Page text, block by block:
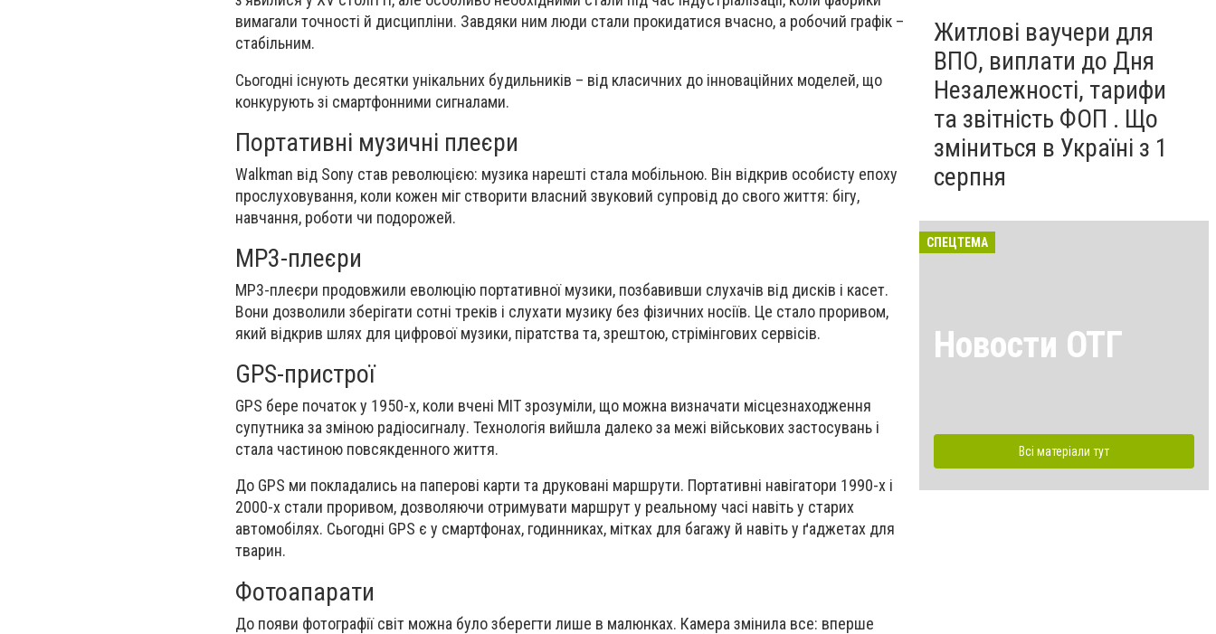
вимагали точності й дисципліни. Завдяки ним люди стали прокидатися вчасно, а робочий графік –
стабільним.
Сьогодні існують десятки унікальних будильників – від класичних до інноваційних моделей, що
конкурують зі смартфонними сигналами.
Портативні музичні плеєри
Walkman від Sony став революцією: музика нарешті стала мобільною. Він відкрив особисту епоху
прослуховування, коли кожен міг створити власний звуковий супровід до свого життя: бігу,
навчання, роботи чи подорожей.
MP3-плеєри
MP3-плеєри продовжили еволюцію портативної музики, позбавивши слухачів від дисків і касет.
Вони дозволили зберігати сотні треків і слухати музику без фізичних носіїв. Це стало проривом,
який відкрив шлях для цифрової музики, піратства та, зрештою, стрімінгових сервісів.
GPS-пристрої
GPS бере початок у 1950-х, коли вчені MIT зрозуміли, що можна визначати місцезнаходження
супутника за зміною радіосигналу. Технологія вийшла далеко за межі військових застосувань і
стала частиною повсякденного життя.
До GPS ми покладались на паперові карти та друковані маршрути. Портативні навігатори 1990-х і
2000-х стали проривом, дозволяючи отримувати маршрут у реальному часі навіть у старих
автомобілях. Сьогодні GPS є у смартфонах, годинниках, мітках для багажу й навіть у ґаджетах для
тварин.
Фотоапарати
До появи фотографії світ можна було зберегти лише в малюнках. Камера змінила все: вперше
Житлові ваучери для
ВПО, виплати до Дня
Незалежності, тарифи
та звітність ФОП . Що
зміниться в Україні з 1
серпня
СПЕЦТЕМА
Новости ОТГ
Всі матеріали тут